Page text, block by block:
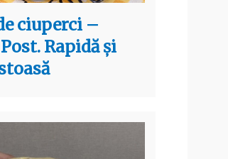
ciuperci –
Rapidă și